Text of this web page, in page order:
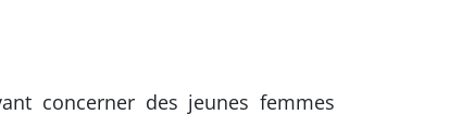
concerner des jeunes femmes